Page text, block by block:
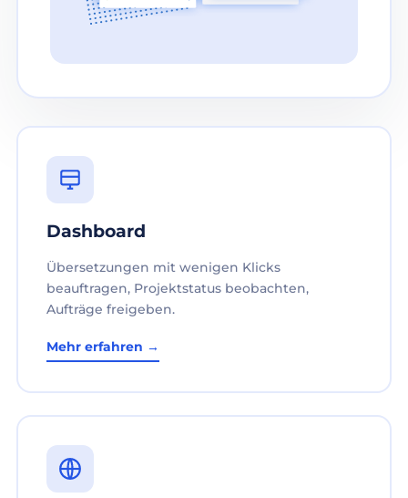
Dashboard
Übersetzungen mit wenigen Klicks
beauftragen, Projektstatus beobachten,
Aufträge freigeben.
Mehr erfahren →